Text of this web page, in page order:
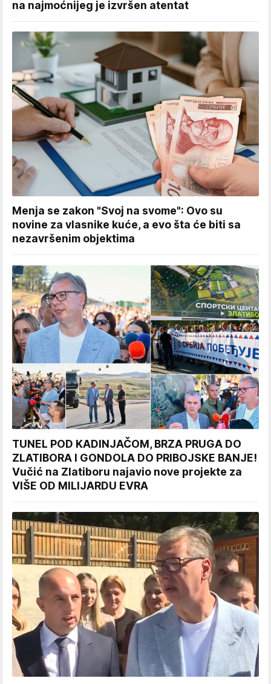
na najmoćnijeg je izvršen atentat
Menja se zakon "Svoj na svome": Ovo su
novine za vlasnike kuće, a evo šta će biti sa
nezavršenim objektima
TUNEL POD KADINJAČOM, BRZA PRUGA DO
ZLATIBORA I GONDOLA DO PRIBOJSKE BANJE!
Vučić na Zlatiboru najavio nove projekte za
VIŠE OD MILIJARDU EVRA